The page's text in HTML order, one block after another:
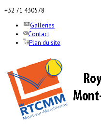
+32 71 430578
Galleries
Contact
Plan du site